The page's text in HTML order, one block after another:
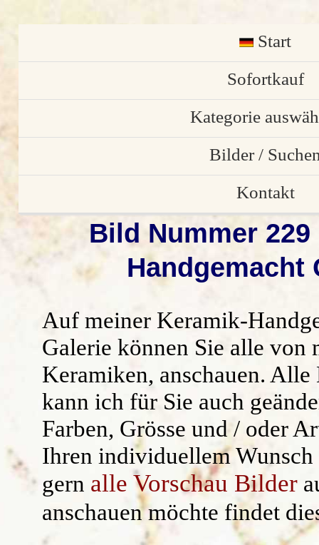
Start
English
Sofortkauf
Kategorie
Osterschmuck
individuelle
Kantenhocker
Uhren /
Bilder /
Bilder von
Bilder Galerie
alle Vorschau
Kontakt
Anfrage/
Impressum
Widerruf/
Bild Nummer
Handgemacht
Auf meiner Keramik-
Galerie können Sie alle von
Keramiken, anschauen. Alle
kann ich für Sie auch
Farben, Grösse und / oder
Ihren individuellem Wunsch
gern alle Vorschau Bilder
anschauen möchte findet